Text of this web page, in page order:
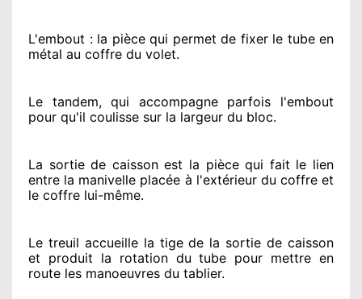
L'embout : la pièce qui permet de fixer le tube en
métal au coffre du volet.
Le tandem, qui accompagne parfois l'embout
pour qu'il coulisse sur la largeur du bloc.
La sortie de caisson est la pièce qui fait le lien
entre la manivelle placée à l'extérieurdu coffre et
le coffre lui-même.
Le treuil accueille la tige de la sortie de caisson
et produit la rotation du tube pour mettre en
route les manoeuvres du tablier.